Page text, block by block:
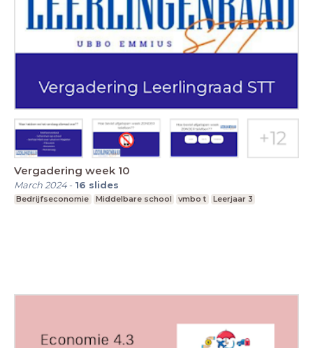
Vergadering week 10
March 2024- 16 slides
Bedrijfseconomie Middelbare school vmbo t Leerjaar 3